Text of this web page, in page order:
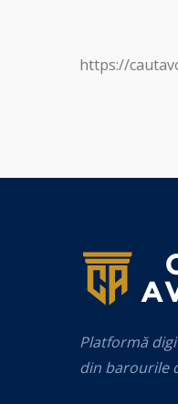
https://
Platformă
din barourile